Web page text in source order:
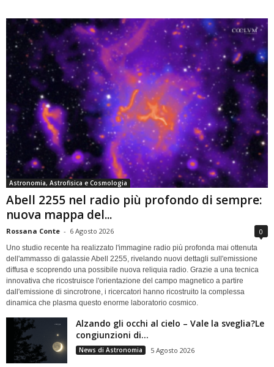
Astronomia, Astrofisica e Cosmologia
Abell 2255 nel radio più profondo di sempre:
nuova mappa del...
Rossana Conte - 6 Agosto 2026 0
Uno studio recente ha realizzato l'immagine radio più profonda mai ottenuta
dell'ammasso di galassie Abell 2255, rivelando nuovi dettagli sull'emissione
diffusa e scoprendo una possibile nuova reliquia radio. Grazie a una tecnica
innovativa che ricostruisce l'orientazione del campo magnetico a partire
dall'emissione di sincrotrone, i ricercatori hanno ricostruito la complessa
dinamica che plasma questo enorme laboratorio cosmico.
Alzando gli occhi al cielo – Vale la sveglia?Le
congiunzioni di...
News di Astronomia 5 Agosto 2026